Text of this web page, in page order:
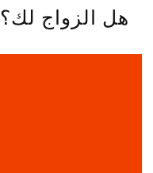
هل الزواج لك؟